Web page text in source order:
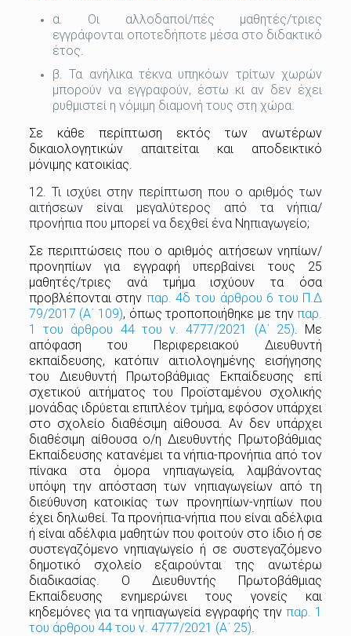
α. Οι αλλοδαποί/πές μαθητές/τριες
εγγράφονται οποτεδήποτε μέσα στο διδακτικό
έτος.
β. Τα ανήλικα τέκνα υπηκόων τρίτων χωρών
μπορούν να εγγραφούν, έστω κι αν δεν έχει
ρυθμιστεί η νόμιμη διαμονή τους στη χώρα.
Σε κάθε περίπτωση εκτός των ανωτέρων
δικαιολογητικών απαιτείται και αποδεικτικό
μόνιμης κατοικίας.
12. Τι ισχύει στην περίπτωση που ο αριθμός των
αιτήσεων είναι μεγαλύτερος από τα νήπια/
προνήπια που μπορεί να δεχθεί ένα Νηπιαγωγείο;
Σε περιπτώσεις που ο αριθμός αιτήσεων νηπίων/
προνηπίων για εγγραφή υπερβαίνει τους 25
μαθητές/τριες ανά τμήμα ισχύουν τα όσα
προβλέπονται στην παρ. 4δ του άρθρου 6 του Π.Δ
79/2017 (Α΄ 109), όπως τροποποιήθηκε με τηνπαρ.
1 του άρθρου 44 του ν. 4777/2021 (Α΄ 25). Με
απόφαση του Περιφερειακού Διευθυντή
εκπαίδευσης, κατόπιν αιτιολογημένης εισήγησης
του Διευθυντή Πρωτοβάθμιας Εκπαίδευσης επί
σχετικού αιτήματος του Προϊσταμένου σχολικής
μονάδας ιδρύεται επιπλέον τμήμα, εφόσον υπάρχει
στο σχολείο διαθέσιμη αίθουσα. Αν δεν υπάρχει
διαθέσιμη αίθουσα ο/η Διευθυντής Πρωτοβάθμιας
Εκπαίδευσης κατανέμει τα νήπια-προνήπια από τον
πίνακα στα όμορα νηπιαγωγεία, λαμβάνοντας
υπόψη την απόσταση των νηπιαγωγείων από τη
διεύθυνση κατοικίας των προνηπίων-νηπίων που
έχει δηλωθεί. Τα προνήπια-νήπια που είναι αδέλφια
ή είναι αδέλφια μαθητών που φοιτούν στο ίδιο ή σε
συστεγαζόμενο νηπιαγωγείο ή σε συστεγαζόμενο
δημοτικό σχολείο εξαιρούνται της ανωτέρω
διαδικασίας. Ο Διευθυντής Πρωτοβάθμιας
Εκπαίδευσης ενημερώνει τους γονείς και
κηδεμόνες για τα νηπιαγωγεία εγγραφής την παρ. 1
του άρθρου 44 του ν. 4777/2021 (Α΄ 25).